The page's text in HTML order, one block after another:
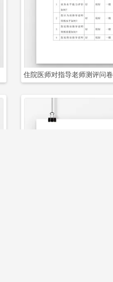
住院医师对指导老师测评问卷